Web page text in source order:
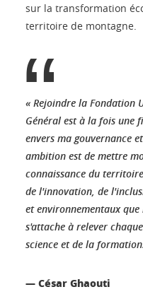
sur la transformation
territoire de montagne.
« Rejoindre la Fondation
Général est à la fois une
envers ma gouvernance
ambition est de mettre
connaissance du
de l'innovation, de
et environnementaux
s'attache à relever
science et de la
— César Ghaouti